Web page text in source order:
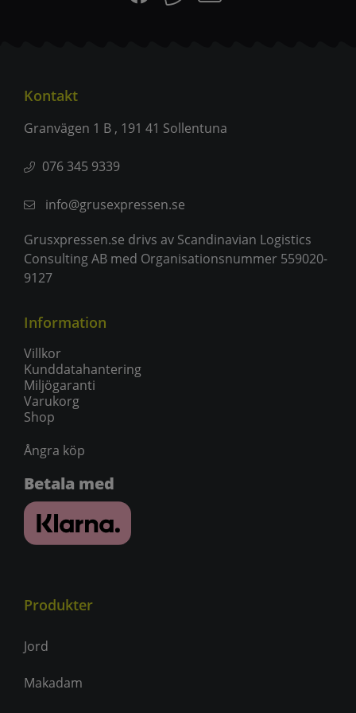
Produkter
Jord
Makadam
Information
Villkor
Kunddatahantering
Miljögaranti
Varukorg
Shop
Ångra köp
Betala med
Kontakt
Granvägen 1 B , 191 41 Sollentuna
076 345 9339
info@grusexpressen.se
Grusxpressen.se drivs av Scandinavian Logistics
Consulting AB med Organisationsnummer 559020-
9127